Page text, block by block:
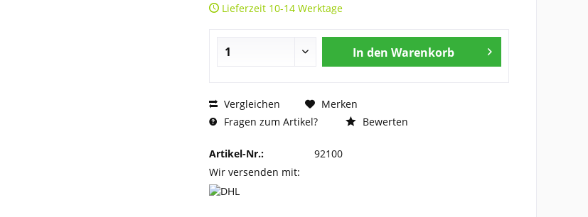
Lieferzeit 10-14 Werktage
In den Warenkorb
Vergleichen
Merken
Fragen zum Artikel?
Bewerten
Artikel-Nr.:
92100
Wir versenden mit: